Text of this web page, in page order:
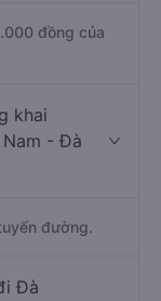
đồng của
khai
- Đà
đường.
Đà